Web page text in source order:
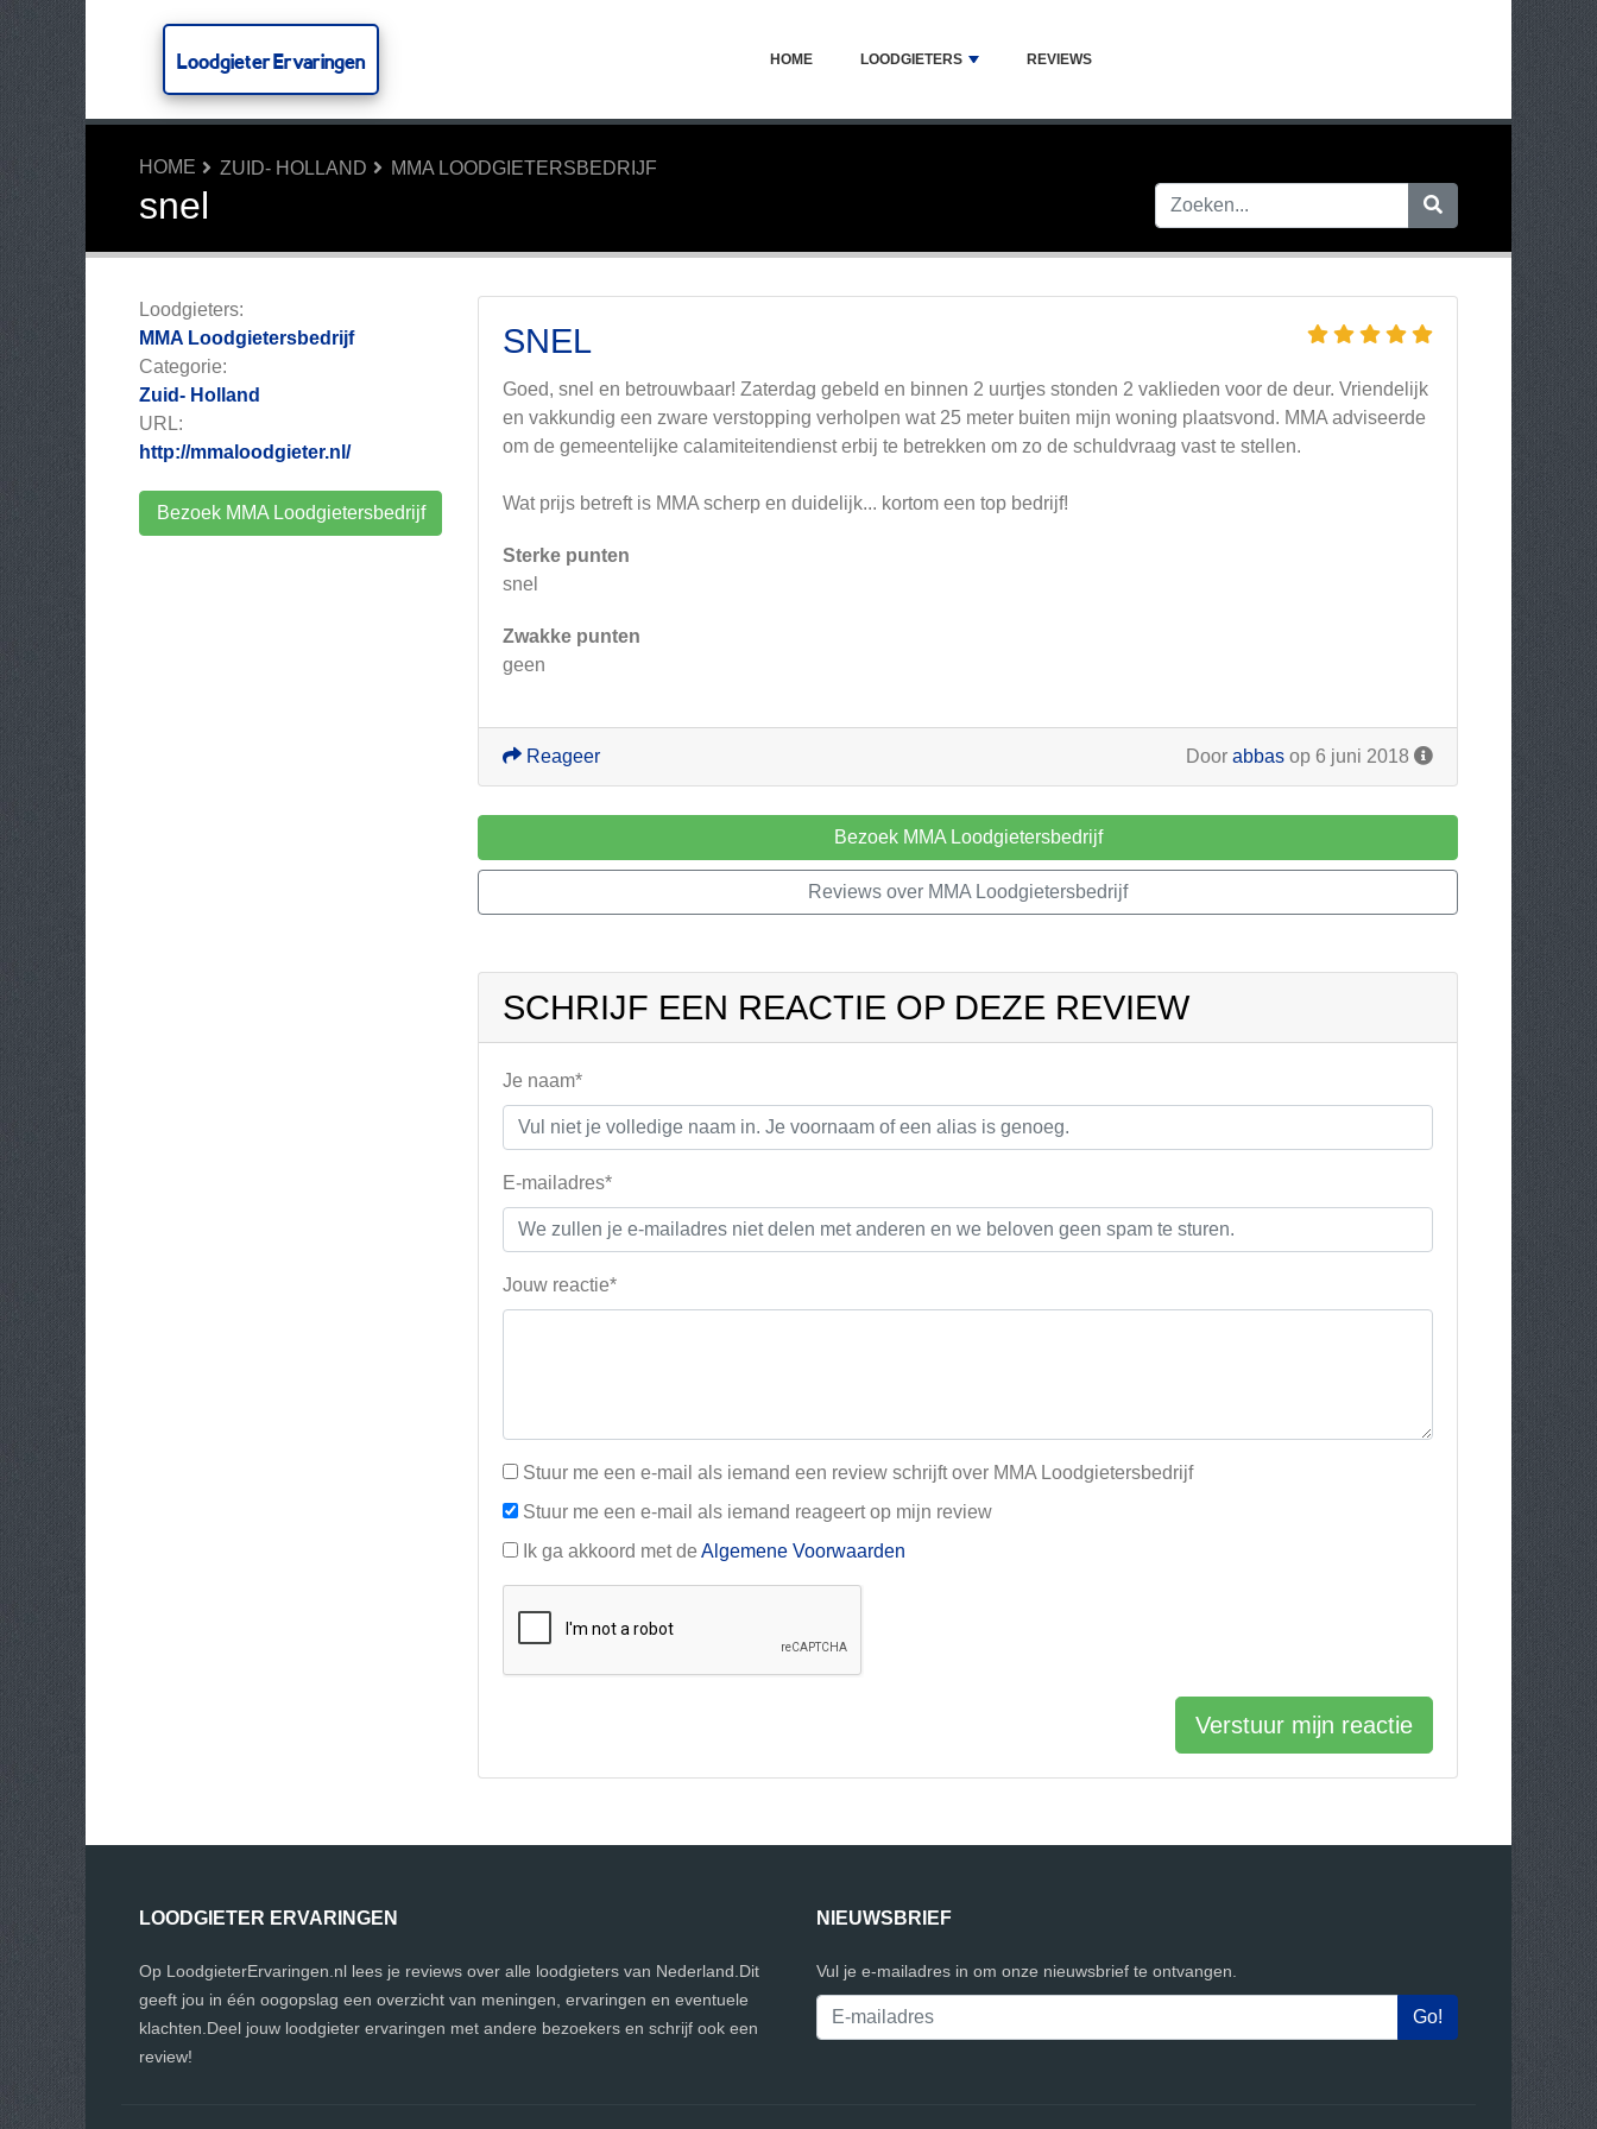
Loodgieter Ervaringen HOME LOODGIETERS REVIEWS
HOME ZUID- HOLLAND MMA LOODGIETERSBEDRIJF
snel
Loodgieters:
MMA Loodgietersbedrijf
Categorie:
Zuid- Holland
URL:
http://mmaloodgieter.nl/
Bezoek MMA Loodgietersbedrijf
SNEL
Goed, snel en betrouwbaar! Zaterdag gebeld en binnen 2 uurtjes stonden 2 vaklieden voor de deur. Vriendelijk
en vakkundig een zware verstopping verholpen wat 25 meter buiten mijn woning plaatsvond. MMA adviseerde
om de gemeentelijke calamiteitendienst erbij te betrekken om zo de schuldvraag vast te stellen.
Wat prijs betreft is MMA scherp en duidelijk... kortom een top bedrijf!
Sterke punten
snel
Zwakke punten
geen
Door abbas op 6 juni 2018
Reageer
Bezoek MMA Loodgietersbedrijf
Reviews over MMA Loodgietersbedrijf
SCHRIJF EEN REACTIE OP DEZE REVIEW
Je naam*
E-mailadres*
Jouw reactie*
Stuur me een e-mail als iemand een review schrijft over MMA Loodgietersbedrijf
Stuur me een e-mail als iemand reageert op mijn review
Ik ga akkoord met de Algemene Voorwaarden
Verstuur mijn reactie
LOODGIETER ERVARINGEN
Op LoodgieterErvaringen.nl lees je reviews over alle loodgieters van Nederland.Dit
geeft jou in één oogopslag een overzicht van meningen, ervaringen en eventuele
klachten.Deel jouw loodgieter ervaringen met andere bezoekers en schrijf ook een
review!
NIEUWSBRIEF
Vul je e-mailadres in om onze nieuwsbrief te ontvangen.